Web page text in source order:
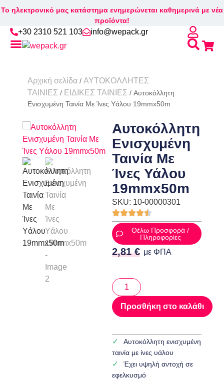
Το ηλεκτρονικό μας κατάστημα ενημερώνεται καθημερινά με νέα
προϊόντα!
+30 2310 521 103 info@wepack.gr
Αρχική σελίδα/ ΑΥΤΟΚΟΛΛΗΤΕΣ
ΤΑΙΝΙΕΣ / ΕΙΔΙΚΕΣ ΤΑΙΝΙΕΣ / Αυτοκόλλητη
Ενισχυμένη Ταινία Με Ίνες Υάλου 19mmx50m
Αυτοκόλλητη
Ενισχυμένη
Ταινία Με
Ίνες Υάλου
19mmx50m
SKU: 10-00000301
Θέλω Προσφορά /
Πληροφορίες
2,81€ με ΦΠΑ
Προσθήκη στο καλάθι
Αυτοκόλλητη ενισχυμένη
ταινία με ίνες υάλου
Έχει υψηλή αντοχή σε
εφελκυσμό